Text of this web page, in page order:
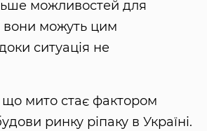
можливостей для
вони можуть цим
ситуація не
мито стає фактором
ринку ріпаку в Україні.